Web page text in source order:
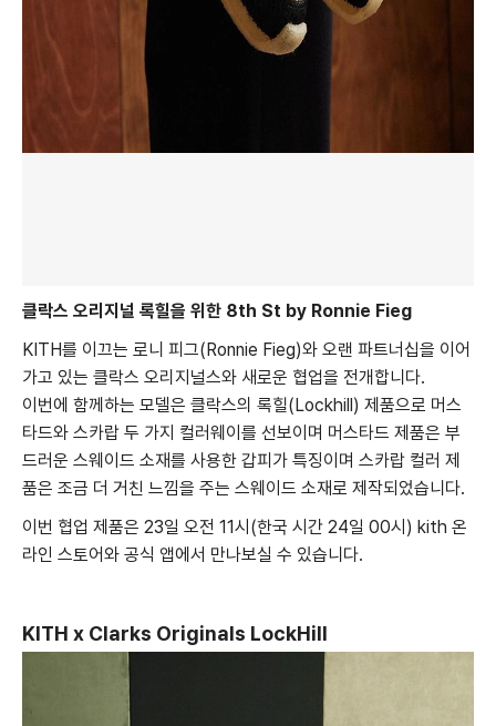
클락스 오리지널 록힐을 위한 8th St by Ronnie Fieg
KITH를 이끄는 로니 피그(Ronnie Fieg)와 오랜 파트너십을 이어
가고 있는 클락스 오리지널스와 새로운 협업을 전개합니다.
이번에 함께하는 모델은 클락스의 록힐(Lockhill) 제품으로 머스
타드와 스카랍 두 가지 컬러웨이를 선보이며 머스타드 제품은 부
드러운 스웨이드 소재를 사용한 갑피가 특징이며 스카랍 컬러 제
품은 조금 더 거친 느낌을 주는 스웨이드 소재로 제작되었습니다.
이번 협업 제품은 23일 오전 11시(한국 시간 24일 00시) kith 온
라인 스토어와 공식 앱에서 만나보실 수 있습니다.
KITH x Clarks Originals LockHill